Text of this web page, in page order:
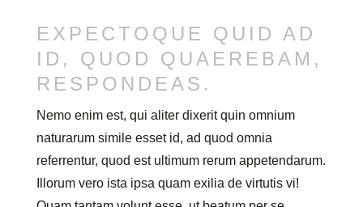
EXPECTOQUE QUID AD
ID, QUOD QUAEREBAM,
RESPONDEAS.
Nemo enim est, qui aliter dixerit quin omnium
naturarum simile esset id, ad quod omnia
referrentur, quod est ultimum rerum appetendarum.
Illorum vero ista ipsa quam exilia de virtutis vi!